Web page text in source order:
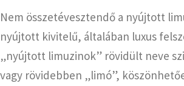
Nem összetévesztendő a nyújtott
nyújtott kivitelű, általában luxus
„nyújtott limuzinok” rövidült neve
vagy rövidebben „limó”,